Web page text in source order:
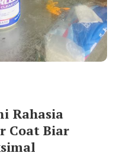
Rahasia
Coat Biar